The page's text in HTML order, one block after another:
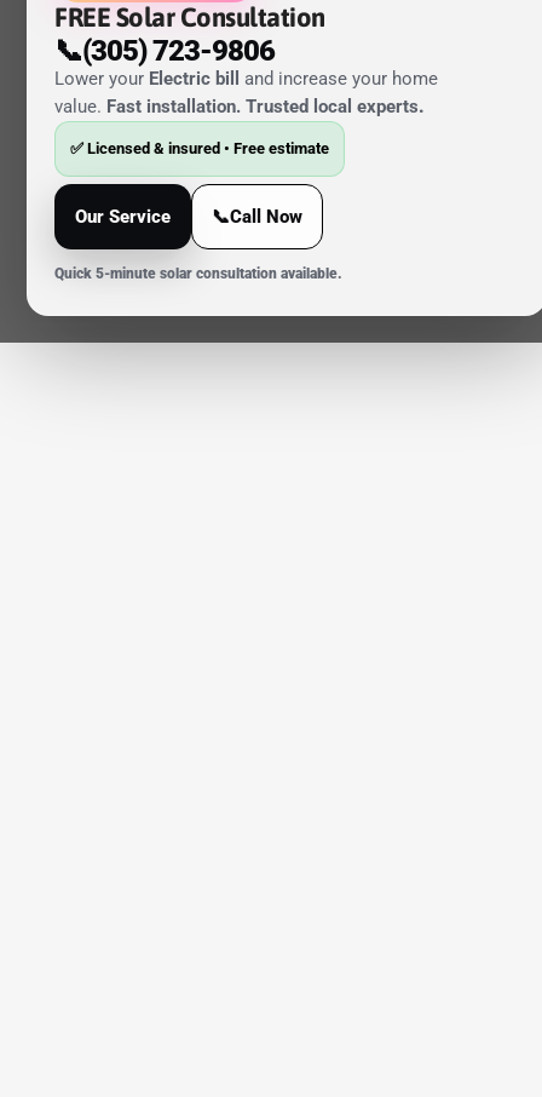
FREE Solar Consultation
📞(305) 723-9806
Lower your Electric bill
and increase your home
value. Fast installation. Trusted local experts.
✅ Licensed & insured • Free estimate
Our Service 📞Call Now
Quick 5-minute solar consultation available.